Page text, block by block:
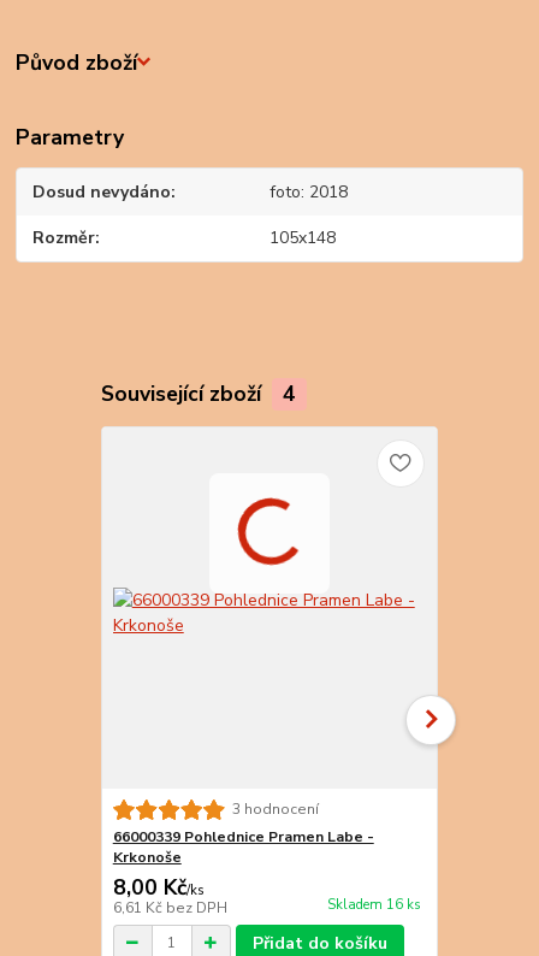
Původ zboží
Parametry
Dosud nevydáno foto: 2018
Rozměr 105x148
Související zboží 4
3 hodnocení
66000339 Pohlednice Pramen Labe -
Krkonoše
8,00 Kč/ks
6,61 Kč bez DPH Skladem 16 ks
Přidat do košíku